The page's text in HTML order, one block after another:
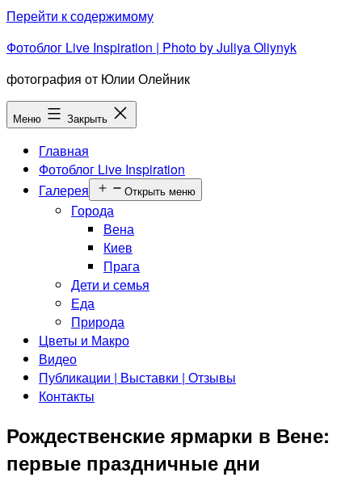
Перейти к содержимому
Фотоблог Live Inspiration | Photo by Juliya Oliynyk
фотография от Юлии Олейник
Меню Закрыть
Главная
Фотоблог Live Inspiration
Галерея
Открыть меню
Города
Вена
Киев
Прага
Дети и семья
Еда
Природа
Цветы и Макро
Видео
Публикации | Выставки | Отзывы
Контакты
Рождественские ярмарки в Вене:
первые праздничные дни